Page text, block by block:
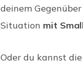
deinem
Situation mit
Oder du kannst